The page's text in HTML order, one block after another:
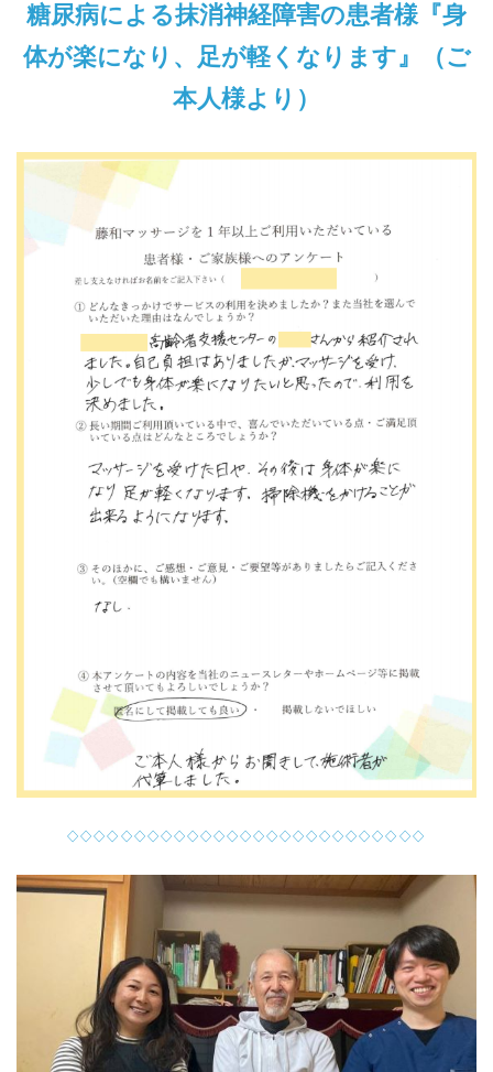
糖尿病による抹消神経障害の患者様『身
体が楽になり、足が軽くなります』（ご
本人様より）
◇◇◇◇◇◇◇◇◇◇◇◇◇◇◇◇◇◇◇◇◇◇◇◇◇◇◇